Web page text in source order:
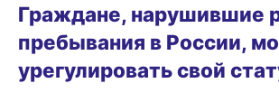
Граждане, нарушившие
пребывания в России,
урегулировать свой